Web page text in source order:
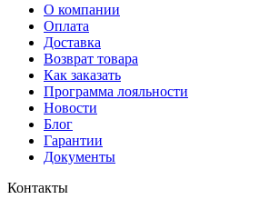
О компании
Оплата
Доставка
Возврат товара
Как заказать
Программа лояльности
Новости
Блог
Гарантии
Документы
Контакты